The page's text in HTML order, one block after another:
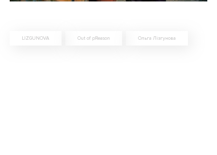
LIZGUNOVA Out of pReason Ольга Лізгунова